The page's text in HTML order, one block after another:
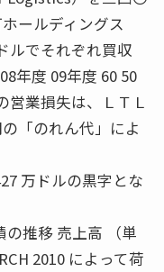
ールディングス
ルでそれぞれ買収
年度 09年度 60 50
営業損失は、ＬＴＬ
「のれん代」によ
万ドルの黒字とな
推移 売上高 （単
2010 によって荷